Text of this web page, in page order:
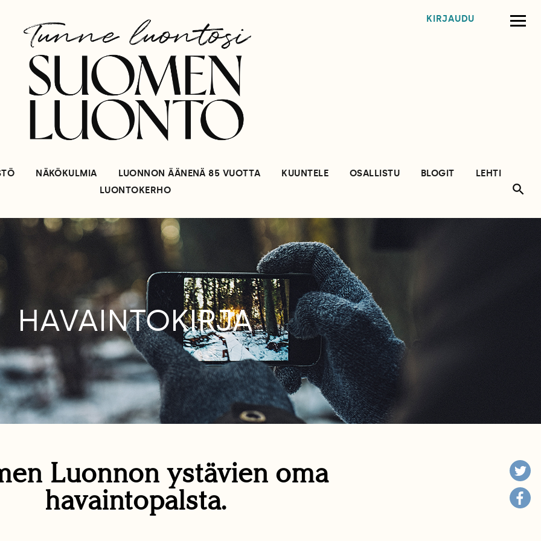
KIRJAUDU
NÄKÖKULMIA LUONNON ÄÄNENÄ 85 VUOTTA KUUNTELE OSALLISTU BLOGIT
LEHTI
LUONTOKERHO
HAVAINTOKIRJA
Luonnon ystävien oma
havaintopalsta.